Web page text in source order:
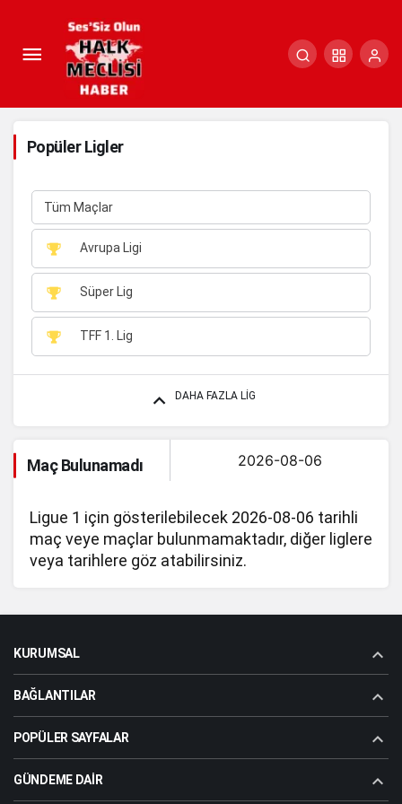
Popüler Ligler
Tüm Maçlar
Avrupa Ligi
Süper Lig
TFF 1. Lig
DAHA FAZLA LIG
Maç Bulunamadı
Ligue 1 için gösterilebilecek 2026-08-06 tarihli
maç veye maçlar bulunmamaktadır, diğer liglere
veya tarihlere göz atabilirsiniz.
KURUMSAL
BAĞLANTILAR
POPÜLER SAYFALAR
GÜNDEME DAIR